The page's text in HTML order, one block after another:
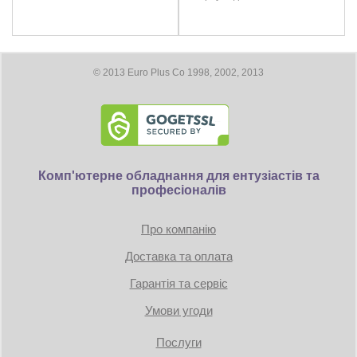
Длина видеокарты 304 мм
Требование к блоку питания:
© 2013 Euro Plus Co 1998, 2002, 2013
Комп'ютерне обладнання для ентузіастів та
професіоналів
Про компанію
Доставка та оплата
Гарантія та сервіс
Умови угоди
Послуги